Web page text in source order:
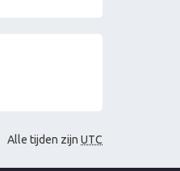
Alle tijden zijn UTC